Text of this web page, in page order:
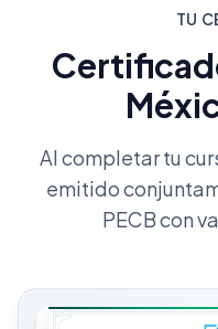
TU
Al completar tu
emitido
PECB con